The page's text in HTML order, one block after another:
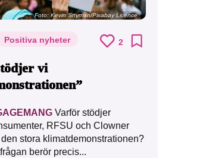
Foto: Kevin Snyman/Pixabay Licence
Positiva nyheter 2
vi
Varför stödjer
RFSU och Clowner
stora klimatdemonstrationen?
berör precis...